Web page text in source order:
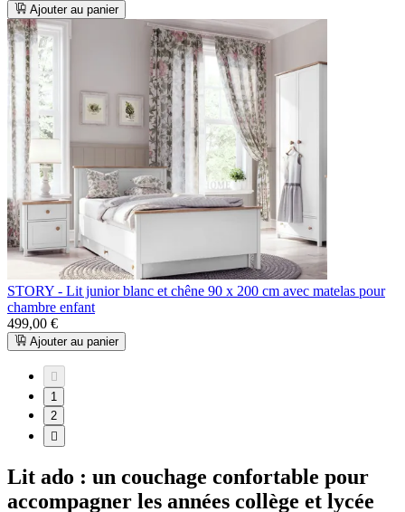
Ajouter au panier
STORY - Lit junior blanc et chêne 90 x 200 cm avec matelas pour
chambre enfant
499,00 €
Ajouter au panier

1
2

Lit ado : un couchage confortable pour
accompagner les années collège et lycée